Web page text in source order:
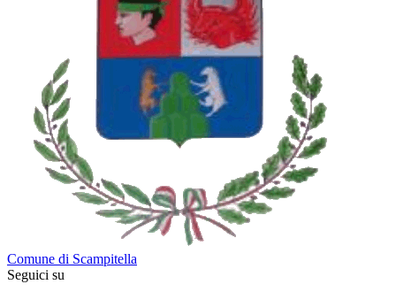
Comune di Scampitella
Seguici su